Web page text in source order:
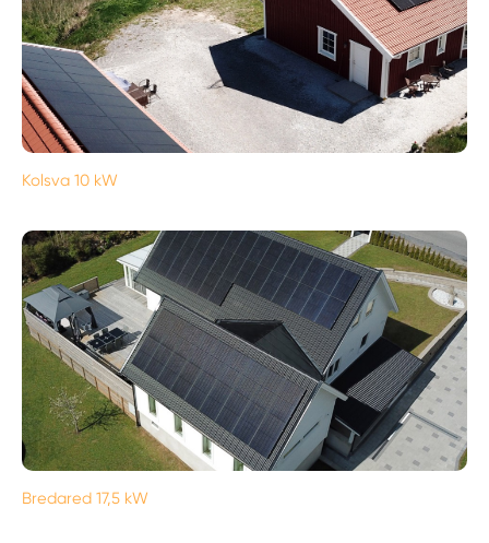
Kolsva 10 kW
Bredared 17,5 kW